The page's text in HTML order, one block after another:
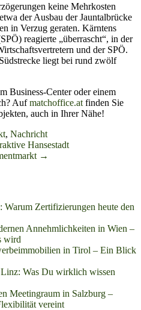
keine Mehrkosten
der Ausbau der Jauntalbrücke
in Verzug geraten. Kärntens
reagierte „überrascht“, in der
und der SPÖ.
liegt bei rund zwölf
Business-Center oder einem
Aufmatchoffice.at finden Sie
auch in Ihrer Nähe!
, Nachricht
Hansestadt
→
Warum Zertifizierungen heute den
Annehmlichkeiten in Wien –
wird
in Tirol – Ein Blick
Was Du wirklich wissen
Meetingraum in Salzburg –
vereint